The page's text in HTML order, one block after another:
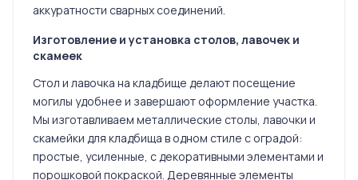
аккуратности сварных соединений.
Изготовление и установка столов, лавочек и
скамеек
Стол и лавочка на кладбище делают посещение
могилы удобнее и завершают оформление участка.
Мы изготавливаем металлические столы, лавочки и
скамейки для кладбища в одном стиле с оградой:
простые, усиленные, с декоративными элементами и
порошковой покраской. Деревянные элементы